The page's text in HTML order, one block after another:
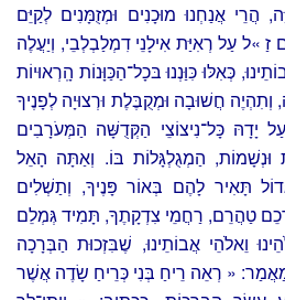
הֲרֵי אֲנַחְנוּ מוּכָנִים וּמְזֻמָּנִים לְקַיֵּם
»ל עַל רְאִיַּת אִילָנֵי דִמְלַבְלְבֵי, וְיַעֲלֶה
כְּאִלּוּ כִּוַּנְנוּ בּכָל־הַכַּוָּנוֹת הָֽרְאוּיוֹת
וְתִהְיֶה חֲשׁוּבָה וּמְקֻבֶּלֶת וּרְצוּיָה לְפָנֶיךָ
יָדָהּ כָּל־נִיצוֹצֵי הַקְּדֻשָּׁה הַמְּעֹרָבִים
וּנְשָׁמוֹת, הַמְגֻלְגָּלוֹת בּוֹ. וְאַתָּה הָאֵל
תָּאִיר לָהֶם בְּאוֹר פָּנֶיךָ, וְתַשְׁלִים
וֵאלֹהֵי אֲבוֹתֵינוּ, שֶׁבִּזְכוּת הַבְּרָכָה
« רְאֵה רֵיחַ בְּנִי כְּרֵיחַ שָׂדֶה אֲשֶׁר